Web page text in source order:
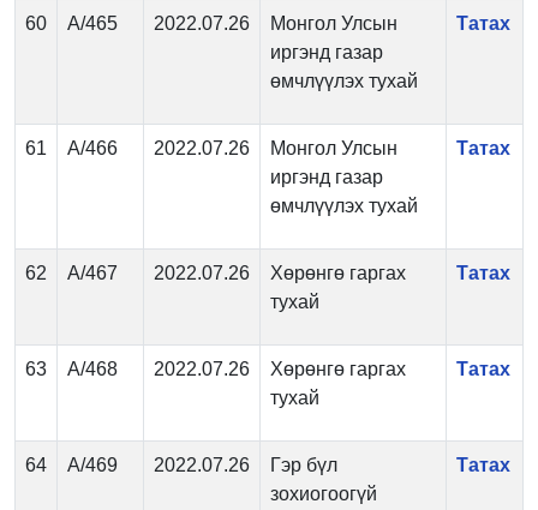
60 А/465 2022.07.26
Монгол Улсын
иргэнд газар
өмчлүүлэх тухай
Татах
61 А/466 2022.07.26
Монгол Улсын
иргэнд газар
өмчлүүлэх тухай
Татах
62 А/467 2022.07.26
Хөрөнгө гаргах
тухай
Татах
63 А/468 2022.07.26
Хөрөнгө гаргах
тухай
Татах
64 А/469 2022.07.26
Гэр бүл
зохиогоогүй
Татах